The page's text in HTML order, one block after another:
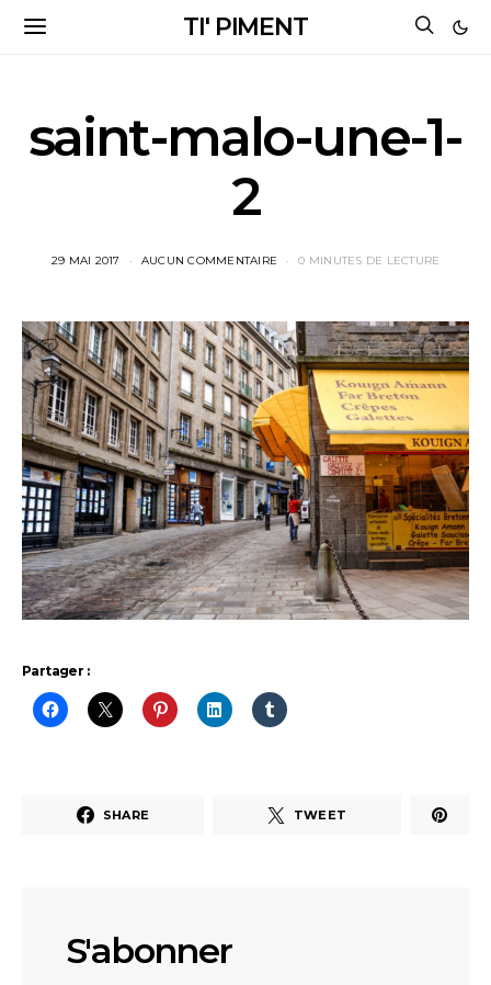
TI' PIMENT
saint-malo-une-1-
2
29 MAI 2017 AUCUN COMMENTAIRE 0 MINUTES DE LECTURE
Partager :
SHARE TWEET
S'abonner